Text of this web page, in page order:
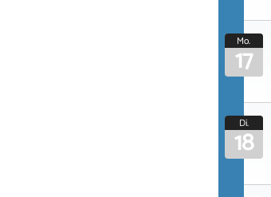
Mo.
17
Di.
18